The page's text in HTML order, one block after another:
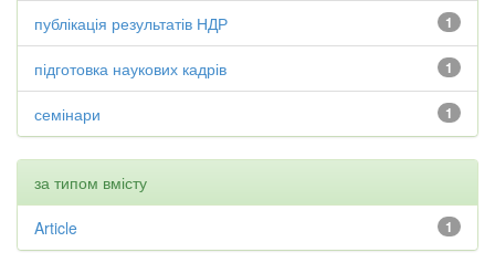
1
публікація результатів НДР
1
підготовка наукових кадрів
1
семінари
за типом вмісту
1
Article